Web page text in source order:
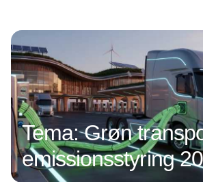
Tema: Grøn
emissionsstyring